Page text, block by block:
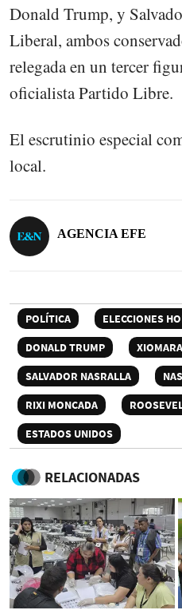
Donald Trump, y
Liberal, ambos
relegada en un tercer
oficialista Partido Libre.
El escrutinio especial
local.
AGENCIA EFE
POLÍTICA ELECCIONES
DONALD TRUMP
SALVADOR NASRALLA
RIXI MONCADA
ESTADOS UNIDOS
RELACIONADAS